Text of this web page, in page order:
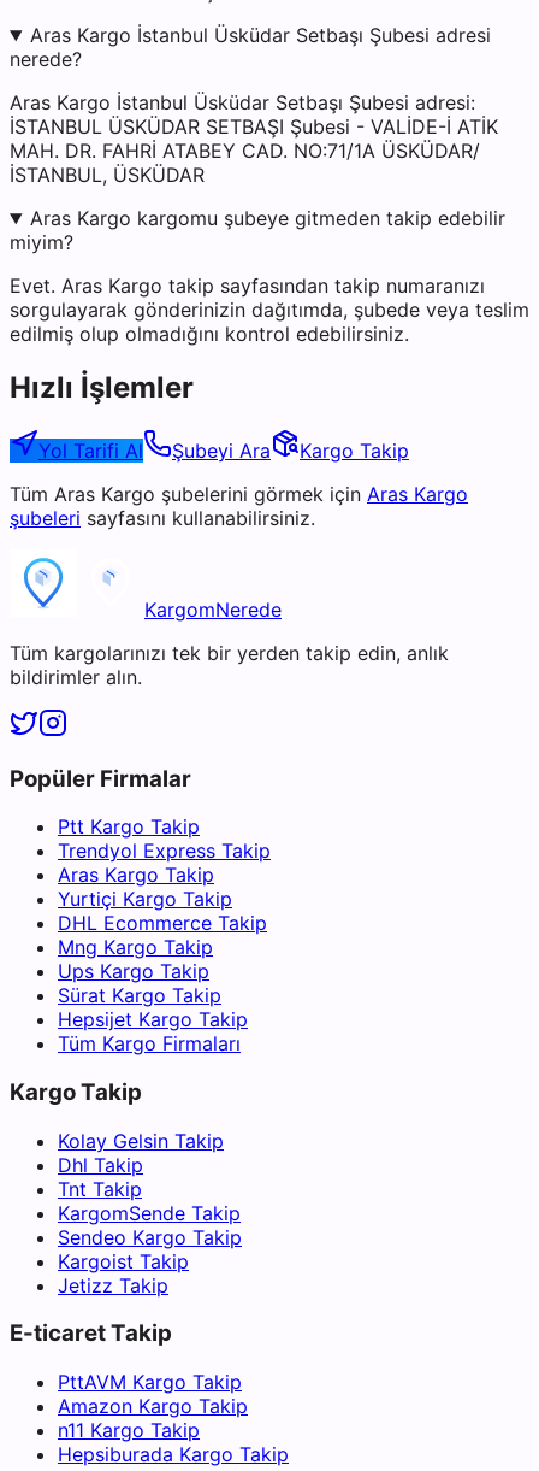
Aras Kargo İstanbul Üsküdar Setbaşı Şubesi adresi
nerede?
Aras Kargo İstanbul Üsküdar Setbaşı Şubesi adresi:
İSTANBUL ÜSKÜDAR SETBAŞI Şubesi - VALİDE-İ ATİK
MAH. DR. FAHRİ ATABEY CAD. NO:71/1A ÜSKÜDAR/
İSTANBUL, ÜSKÜDAR
Aras Kargo kargomu şubeye gitmeden takip edebilir
miyim?
Evet. Aras Kargo takip sayfasından takip numaranızı
sorgulayarak gönderinizin dağıtımda, şubede veya teslim
edilmiş olup olmadığını kontrol edebilirsiniz.
Hızlı İşlemler
Yol Tarifi Al Şubeyi Ara
Kargo Takip
Tüm Aras Kargo şubelerini görmek için Aras Kargo
şubeleri sayfasını kullanabilirsiniz.
KargomNerede
Tüm kargolarınızı tek bir yerden takip edin, anlık
bildirimler alın.
Popüler Firmalar
Ptt Kargo Takip
Trendyol Express Takip
Aras Kargo Takip
Yurtiçi Kargo Takip
DHL Ecommerce Takip
Mng Kargo Takip
Ups Kargo Takip
Sürat Kargo Takip
Hepsijet Kargo Takip
Tüm Kargo Firmaları
Kargo Takip
Kolay Gelsin Takip
Dhl Takip
Tnt Takip
KargomSende Takip
Sendeo Kargo Takip
Kargoist Takip
Jetizz Takip
E-ticaret Takip
PttAVM Kargo Takip
Amazon Kargo Takip
n11 Kargo Takip
Hepsiburada Kargo Takip